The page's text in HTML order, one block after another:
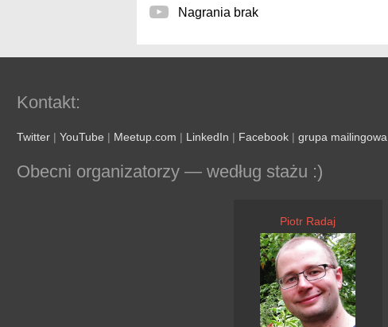
Nagrania brak
Kontakt:
Twitter | YouTube | Meetup.com | LinkedIn | Facebook | grupa mailingowa
Obecni organizatorzy — według stażu :)
Piotr Radaj